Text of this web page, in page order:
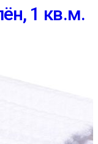
1 кв.м.